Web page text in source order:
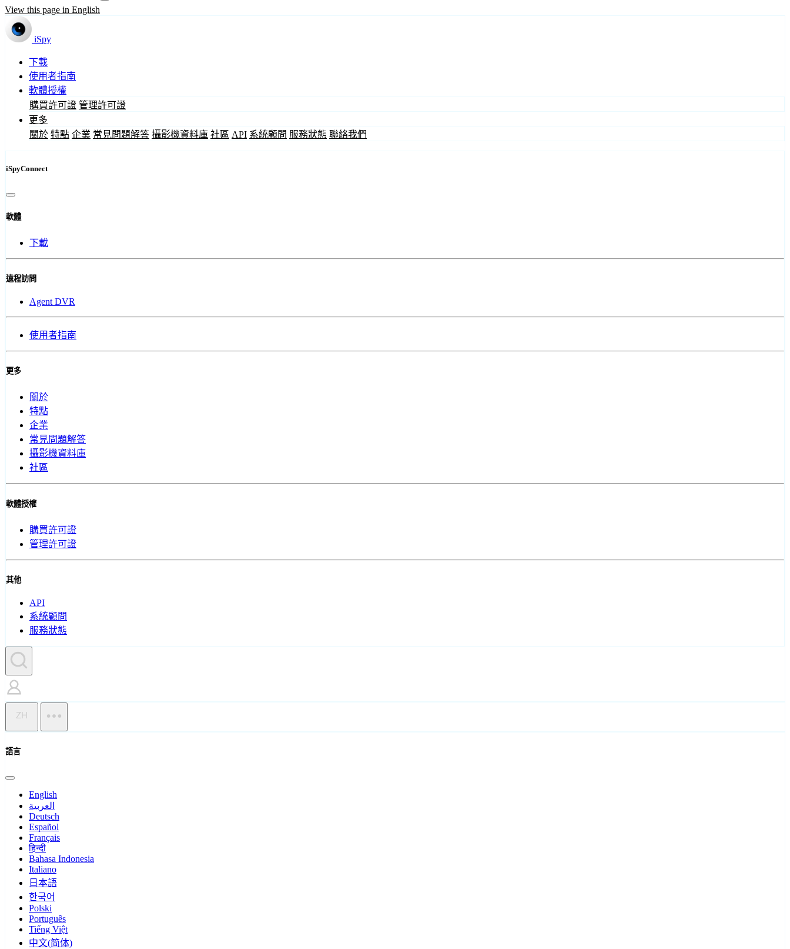
View this page in English
iSpy
下載
使用者指南
軟體授權
購買許可證 管理許可證
更多
關於 特點 企業 常見問題解答 攝影機資料庫 社區 API 系統顧問 服務狀態 聯絡我們
iSpyConnect
軟體
下載
遠程訪問
Agent DVR
使用者指南
更多
關於
特點
企業
常見問題解答
攝影機資料庫
社區
軟體授權
購買許可證
管理許可證
其他
API
系統顧問
服務狀態
ZH
語言
English
العربية
Deutsch
Español
Français
हिन्दी
Bahasa Indonesia
Italiano
日本語
한국어
Polski
Português
Tiếng Việt
中文(简体)